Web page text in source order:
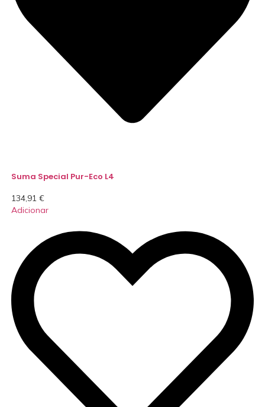
Suma Special Pur-Eco L4
134,91 €
Adicionar